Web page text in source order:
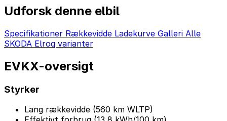
Udforsk denne elbil
Specifikationer Rækkevidde Ladekurve Galleri Alle
SKODA Elroq varianter
EVKX-oversigt
Styrker
Lang rækkevidde (560 km WLTP)